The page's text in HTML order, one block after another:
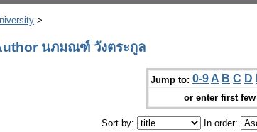
>
นภมณฑ์ วังตระกูล
Jump to: 0-9 A B C D
or enter first
Sort by: In order: